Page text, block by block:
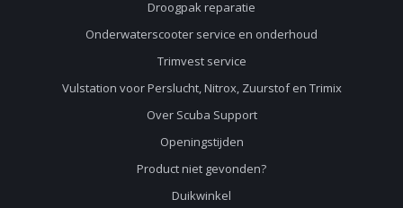
Droogpak reparatie
Onderwaterscooter service en onderhoud
Trimvest service
Vulstation voor Perslucht, Nitrox, Zuurstof en Trimix
Over Scuba Support
Openingstijden
Product niet gevonden?
Duikwinkel